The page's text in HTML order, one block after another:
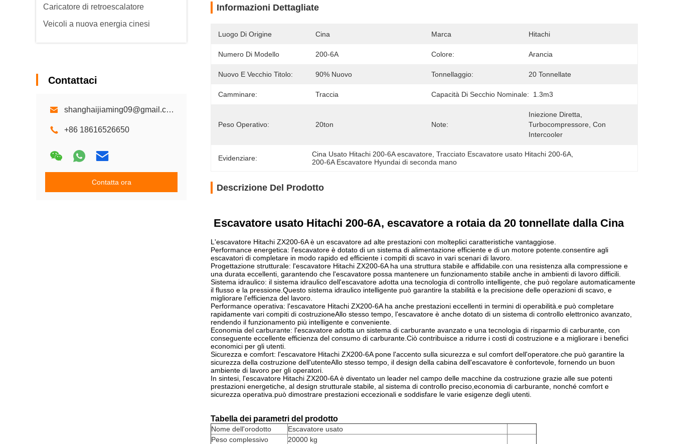
Caricatore di retroescalatore
Veicoli a nuova energia cinesi
Contattaci
shanghaijiaming09@gmail.com
+86 18616526650
Contatta ora
Informazioni Dettagliate
Luogo Di Origine Cina Marca Hitachi
Numero Di Modello 200-6A Colore: Arancia
Nuovo E Vecchio Titolo: 90% Nuovo Tonnellaggio: 20 Tonnellate
Camminare: Traccia Capacità Di Secchio Nominale: 1.3m3
Peso Operativo: 20ton Note:
Iniezione Diretta,
Turbocompressore, Con
Intercooler
Evidenziare: Cina Usato Hitachi 200-6A escavatore , Tracciato Escavatore usato Hitachi 200-6A
200-6A Escavatore Hyundai di seconda mano
Descrizione Del Prodotto
Escavatore usato Hitachi 200-6A, escavatore a rotaia da 20 tonnellate dalla Cina
L'escavatore Hitachi ZX200-6A è un escavatore ad alte prestazioni con molteplici caratteristiche vantaggiose.
Performance energetica: l'escavatore è dotato di un sistema di alimentazione efficiente e di un motore potente.consentire agli
escavatori di completare in modo rapido ed efficiente i compiti di scavo in vari scenari di lavoro.
Progettazione strutturale: l'escavatore Hitachi ZX200-6A ha una struttura stabile e affidabile.con una resistenza alla compressione e
una durata eccellenti, garantendo che l'escavatore possa mantenere un funzionamento stabile anche in ambienti di lavoro difficili.
Sistema idraulico: il sistema idraulico dell'escavatore adotta una tecnologia di controllo intelligente, che può regolare automaticamente
il flusso e la pressione.Questo sistema idraulico intelligente può garantire la stabilità e la precisione delle operazioni di scavo, e
migliorare l'efficienza del lavoro.
Performance operativa: l'escavatore Hitachi ZX200-6A ha anche prestazioni eccellenti in termini di operabilità.e può completare
rapidamente vari compiti di costruzioneAllo stesso tempo, l'escavatore è anche dotato di un sistema di controllo elettronico avanzato,
rendendo il funzionamento più intelligente e conveniente.
Economia del carburante: l'escavatore adotta un sistema di carburante avanzato e una tecnologia di risparmio di carburante, con
conseguente eccellente efficienza del consumo di carburante.Ciò contribuisce a ridurre i costi di costruzione e a migliorare i benefici
economici per gli utenti.
Sicurezza e comfort: l'escavatore Hitachi ZX200-6A pone l'accento sulla sicurezza e sul comfort dell'operatore.che può garantire la
sicurezza della costruzione dell'utenteAllo stesso tempo, il design della cabina dell'escavatore è confortevole, fornendo un buon
ambiente di lavoro per gli operatori.
In sintesi, l'escavatore Hitachi ZX200-6A è diventato un leader nel campo delle macchine da costruzione grazie alle sue potenti
prestazioni energetiche, al design strutturale stabile, al sistema di controllo preciso,economia di carburante, nonché comfort e
sicurezza operativa.può dimostrare prestazioni eccezionali e soddisfare le varie esigenze degli utenti.
Tabella dei parametri del prodotto
Nome dell'orodotto
Escavatore usato
Peso complessivo
20000 kg